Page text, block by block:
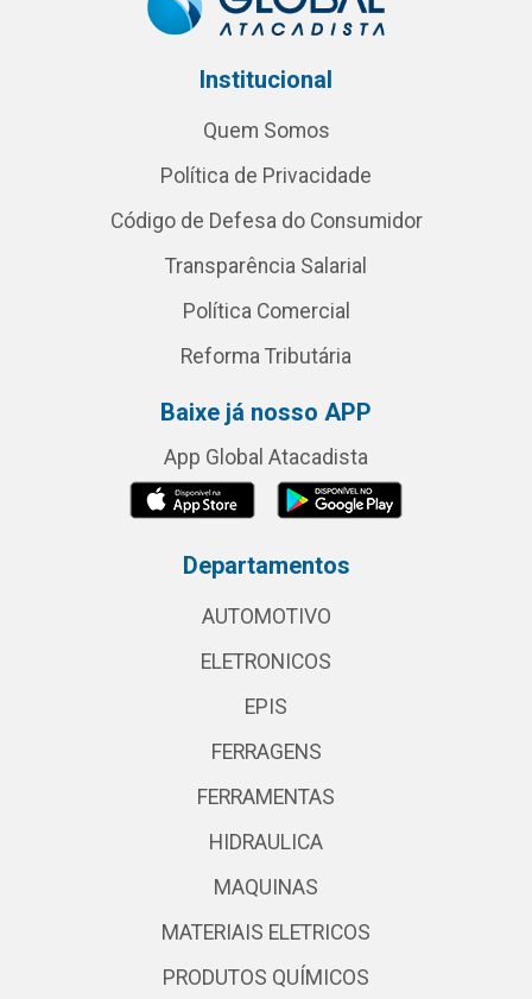
Institucional
Quem Somos
Política de Privacidade
Código de Defesa do Consumidor
Transparência Salarial
Política Comercial
Reforma Tributária
Baixe já nosso APP
App Global Atacadista
Departamentos
AUTOMOTIVO
ELETRONICOS
EPIS
FERRAGENS
FERRAMENTAS
HIDRAULICA
MAQUINAS
MATERIAIS ELETRICOS
PRODUTOS QUÍMICOS